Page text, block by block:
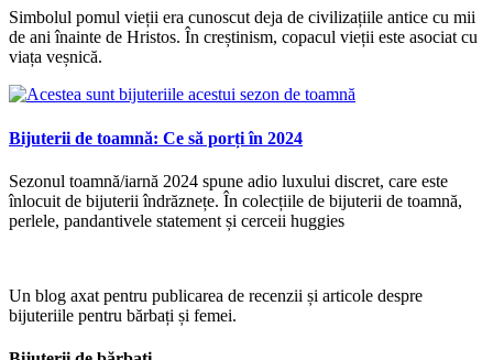
Simbolul pomul vieții era cunoscut deja de civilizațiile antice cu mii
de ani înainte de Hristos. În creștinism, copacul vieții este asociat cu
viața veșnică.
Bijuterii de toamnă: Ce să porți în 2024
Sezonul toamnă/iarnă 2024 spune adio luxului discret, care este
înlocuit de bijuterii îndrăznețe. În colecțiile de bijuterii de toamnă,
perlele, pandantivele statement și cerceii huggies
Un blog axat pentru publicarea de recenzii și articole despre
bijuteriile pentru bărbați și femei.